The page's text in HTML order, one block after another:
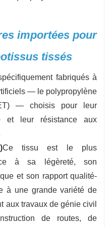
importées pour
tissés
fabriqués à
— le polypropylène
— choisis pour leur
et leur résistance aux
Ce tissu est le plus
à sa légèreté, son
et son rapport qualité-
à une grande variété de
aux travaux de génie civil
de routes, de